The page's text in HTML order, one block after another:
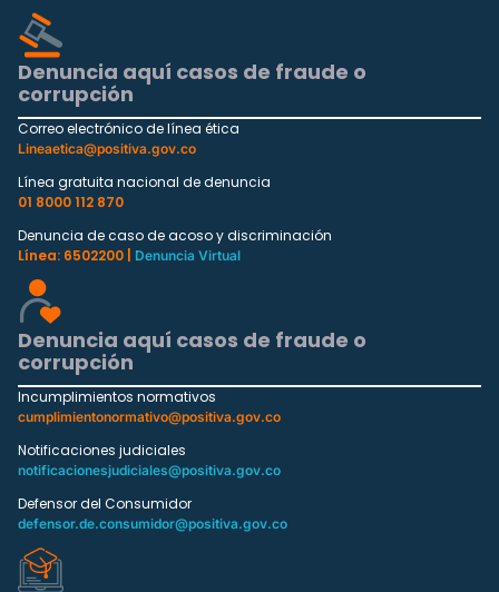
Denuncia aquí casos de fraude o
corrupción
Correo electrónico de línea ética
Lineaetica@positiva.gov.co
Línea gratuita nacional de denuncia
01 8000 112 870
Denuncia de caso de acoso y discriminación
Línea: 6502200 |
Denuncia Virtual
Denuncia aquí casos de fraude o
corrupción
Incumplimientos normativos
cumplimientonormativo@positiva.gov.co
Notificaciones judiciales
notificacionesjudiciales@positiva.gov.co
Defensor del Consumidor
defensor.de.consumidor@positiva.gov.co